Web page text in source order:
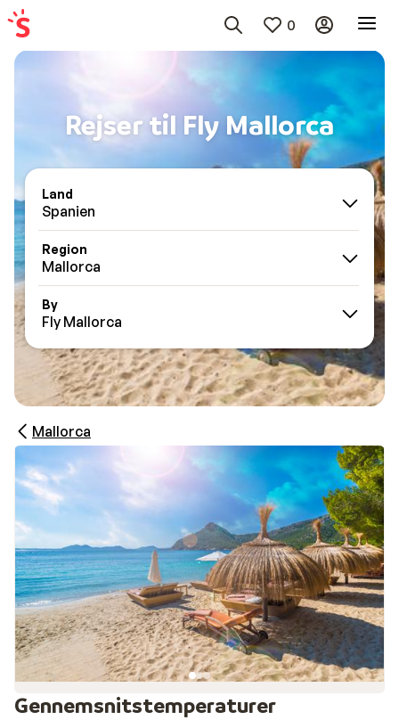
0
Rejser til Fly Mallorca
Land
Spanien
Region
Mallorca
By
Fly Mallorca
Mallorca
Gennemsnitstemperaturer